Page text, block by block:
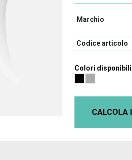
Marchio
Codice articolo
Colori disponibili
CALCOLA